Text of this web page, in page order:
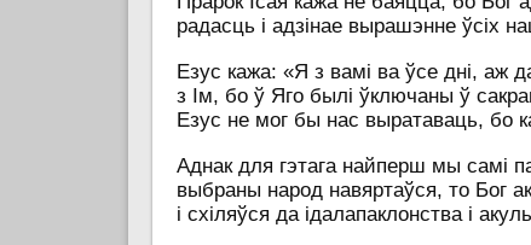
радасць і адзінае вырашэнне
Езус кажа: «Я з вамі ва ўсе дні, аж
з Ім, бо ў Яго былі ўключаны ў
Езус не мог бы нас выратаваць, бо
Аднак для гэтага найперш мы самі
выбраны народ навяртаўся, то Бог
і схіляўся да ідалапаклонства і